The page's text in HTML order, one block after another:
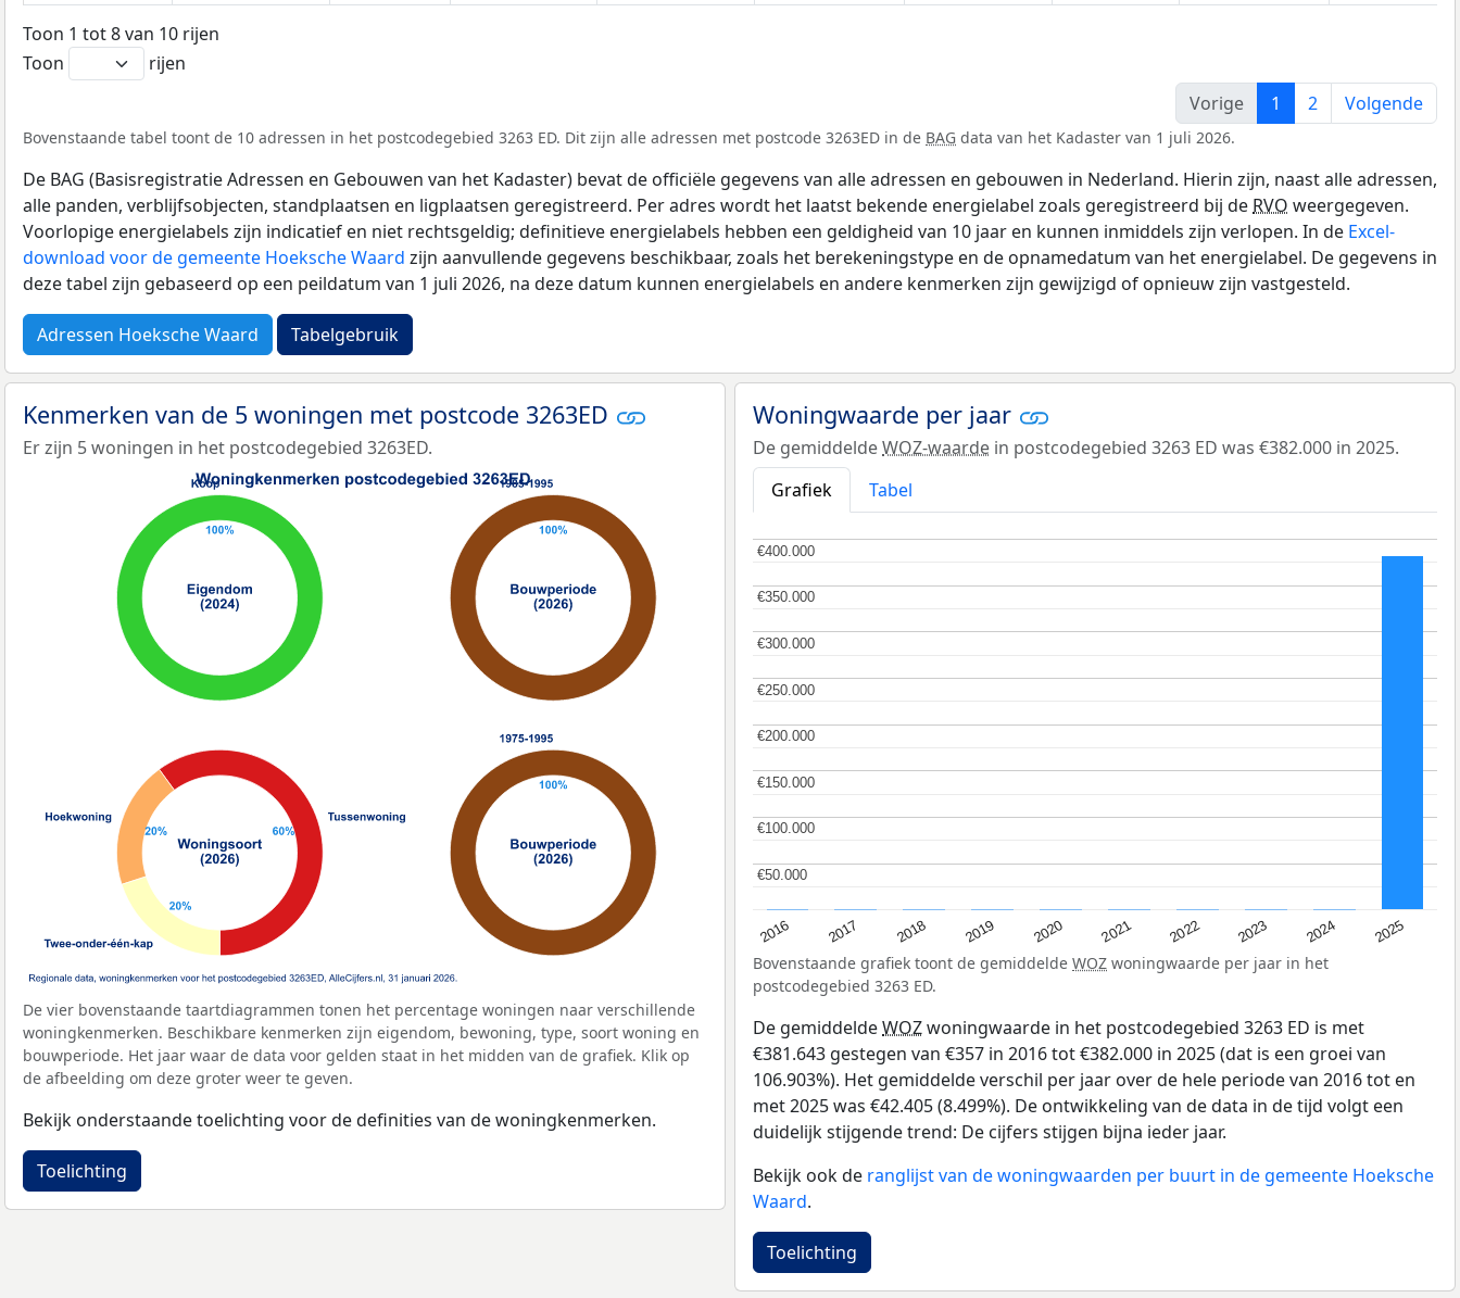
Toon 1 tot 8 van 10 rijen
Toon
rijen
Vorige
1 2 Volgende
Bovenstaande tabel toont de 10 adressen in het postcodegebied 3263 ED. Dit zijn alle adressen met postcode 3263ED in de BAG data van het Kadaster van 1 juli 2026.
De BAG (Basisregistratie Adressen en Gebouwen van het Kadaster) bevat de officiële gegevens van alle adressen en gebouwen in Nederland. Hierin zijn, naast alle adressen,
alle panden, verblijfsobjecten, standplaatsen en ligplaatsen geregistreerd. Per adres wordt het laatst bekende energielabel zoals geregistreerd bij de RVO weergegeven.
Voorlopige energielabels zijn indicatief en niet rechtsgeldig; definitieve energielabels hebben een geldigheid van 10 jaar en kunnen inmiddels zijn verlopen. In de Excel-
download voor de gemeente Hoeksche Waard zijn aanvullende gegevens beschikbaar, zoals het berekeningstype en de opnamedatum van het energielabel. De gegevens in
deze tabel zijn gebaseerd op een peildatum van 1 juli 2026, na deze datum kunnen energielabels en andere kenmerken zijn gewijzigd of opnieuw zijn vastgesteld.
Adressen Hoeksche Waard Tabelgebruik
Kenmerken van de 5 woningen met postcode 3263ED
Er zijn 5 woningen in het postcodegebied 3263ED.
De vier bovenstaande taartdiagrammen tonen het percentage woningen naar verschillende
woningkenmerken. Beschikbare kenmerken zijn eigendom, bewoning, type, soort woning en
bouwperiode. Het jaar waar de data voor gelden staat in het midden van de grafiek. Klik op
de afbeelding om deze groter weer te geven.
Bekijk onderstaande toelichting voor de definities van de woningkenmerken.
Toelichting
Woningwaarde per jaar
De gemiddeldeWOZ-waarde in postcodegebied 3263 ED was €382.000 in 2025.
Grafiek
Tabel
2016 2017 2018 2019 2020 2021 2022 2023 2024 2025
€50.000
€50.000
€100.000
€100.000
€150.000
€150.000
€200.000
€200.000
€250.000
€250.000
€300.000
€300.000
€350.000
€350.000
€400.000
€400.000
Bovenstaande grafiek toont de gemiddelde WOZ woningwaarde per jaar in het
postcodegebied 3263 ED.
De gemiddeldeWOZwoningwaarde in het postcodegebied 3263 ED is met
€381.643 gestegen van €357 in 2016 tot €382.000 in 2025 (dat is een groei van
106.903%). Het gemiddelde verschil per jaar over de hele periode van 2016 tot en
met 2025 was €42.405 (8.499%). De ontwikkeling van de data in de tijd volgt een
duidelijk stijgende trend: De cijfers stijgen bijna ieder jaar.
Bekijk ook de ranglijst van de woningwaarden per buurt in de gemeente Hoeksche
Waard.
Toelichting